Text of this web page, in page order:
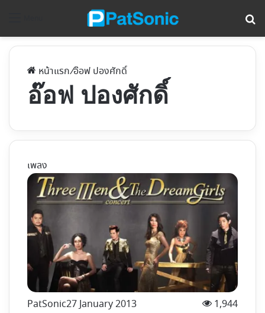
หน้าแรก/อ๊อฟ ปองศักดิ์
อ๊อฟ ปองศักดิ์
เพลง
PatSonic27 January 2013 1,944